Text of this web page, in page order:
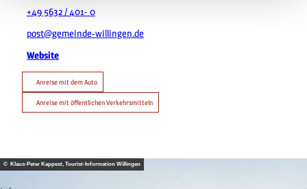
+49 5632 / 401- 0
post@gemeinde-willingen.de
Website
Anreise mit dem Auto
Anreise mit öffentlichen Verkehrsmitteln
© Klaus-Peter Kappest, Tourist-Information Willingen